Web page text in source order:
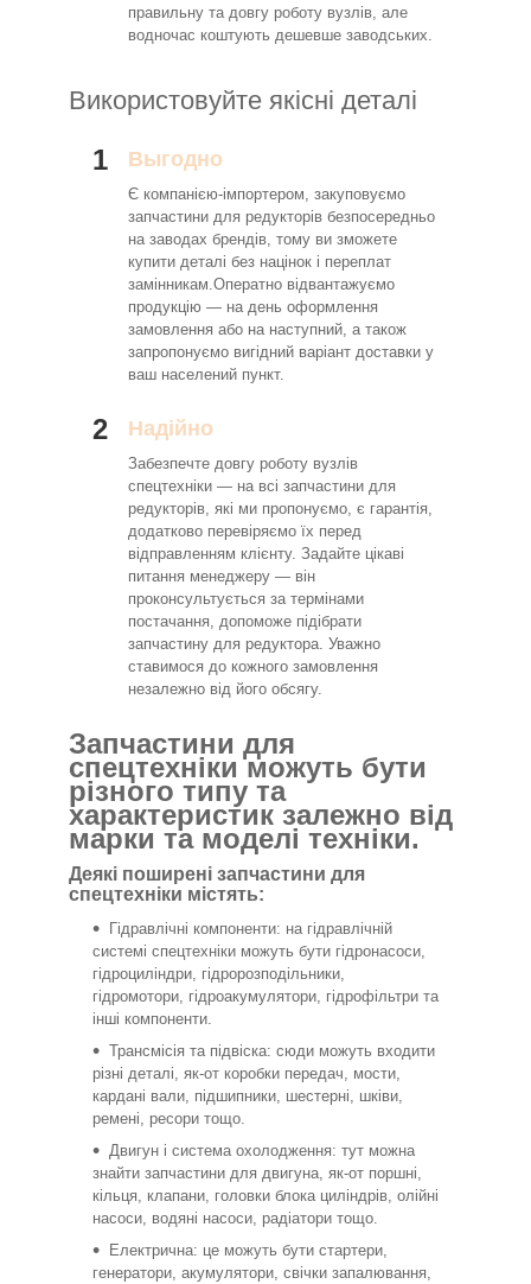
правильну та довгу роботу вузлів, але
водночас коштують дешевше заводських.
Використовуйте якісні деталі
1 Выгодно
Є компанією-імпортером, закуповуємо
запчастини для редукторів безпосередньо
на заводах брендів, тому ви зможете
купити деталі без націнок і переплат
замінникам.Оператно відвантажуємо
продукцію — на день оформлення
замовлення або на наступний, а також
запропонуємо вигідний варіант доставки у
ваш населений пункт.
2 Надійно
Забезпечте довгу роботу вузлів
спецтехніки — на всі запчастини для
редукторів, які ми пропонуємо, є гарантія,
додатково перевіряємо їх перед
відправленням клієнту. Задайте цікаві
питання менеджеру — він
проконсультується за термінами
постачання, допоможе підібрати
запчастину для редуктора. Уважно
ставимося до кожного замовлення
незалежно від його обсягу.
Запчастини для
спецтехніки можуть бути
різного типу та
характеристик залежно від
марки та моделі техніки.
Деякі поширені запчастини для
спецтехніки містять:
Гідравлічні компоненти: на гідравлічній
системі спецтехніки можуть бути гідронасоси,
гідроциліндри, гідророзподільники,
гідромотори, гідроакумулятори, гідрофільтри та
інші компоненти.
Трансмісія та підвіска: сюди можуть входити
різні деталі, як-от коробки передач, мости,
кардані вали, підшипники, шестерні, шківи,
ремені, ресори тощо.
Двигун і система охолодження: тут можна
знайти запчастини для двигуна, як-от поршні,
кільця, клапани, головки блока циліндрів, олійні
насоси, водяні насоси, радіатори тощо.
Електрична: це можуть бути стартери,
генератори, акумулятори, свічки запалювання,